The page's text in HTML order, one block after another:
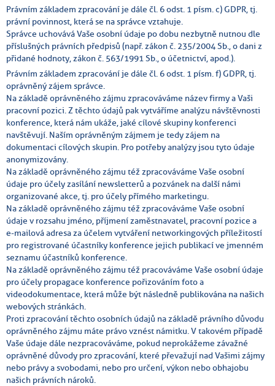
Právním základem zpracování je dále čl. 6 odst. 1 písm. c) GDPR, tj.
právní povinnost, která se na správce vztahuje.
Správce uchovává Vaše osobní údaje po dobu nezbytně nutnou dle
příslušných právních předpisů (např. zákon č. 235/2004 Sb., o dani z
přidané hodnoty, zákon č. 563/1991 Sb., o účetnictví, apod.).
Právním základem zpracování je dále čl. 6 odst. 1 písm. f) GDPR, tj.
oprávněný zájem správce.
Na základě oprávněného zájmu zpracováváme název firmy a Vaši
pracovní pozici. Z těchto údajů pak vytváříme analýzu návštěvnosti
konference, která nám ukáže, jaké cílové skupiny konferenci
navštěvují. Naším oprávněným zájmem je tedy zájem na
dokumentaci cílových skupin. Pro potřeby analýzy jsou tyto údaje
anonymizovány.
Na základě oprávněného zájmu též zpracováváme Vaše osobní
údaje pro účely zasílání newsletterů a pozvánek na další námi
organizované akce, tj. pro účely přímého marketingu.
Na základě oprávněného zájmu též zpracováváme Vaše osobní
údaje v rozsahu jméno, příjmení zaměstnavatel, pracovní pozice a
e-mailová adresa za účelem vytváření networkingových příležitostí
pro registrované účastníky konference jejich publikací ve jmenném
seznamu účastníků konference.
Na základě oprávněného zájmu též pracováváme Vaše osobní údaje
pro účely propagace konference pořizováním foto a
videodokumentace, která může být následně publikována na našich
webových stránkách.
Proti zpracování těchto osobních údajů na základě právního důvodu
oprávněného zájmu máte právo vznést námitku. V takovém případě
Vaše údaje dále nezpracováváme, pokud neprokážeme závažné
oprávněné důvody pro zpracování, které převažují nad Vašimi zájmy
nebo právy a svobodami, nebo pro určení, výkon nebo obhajobu
našich právních nároků.